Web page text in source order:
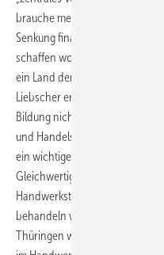
brauche mehr Meisterinnen
Senkung finanzieller Barrieren
schaffen wolle.Matthias Herzog
ein Land der Handwerker
Liebscher ergänzte, für seine
Bildung nicht vom Geldbeutel
und Handelskammer Erfurt
ein wichtiges Signal zur
Gleichwertigkeit mit
Handwerkstag hatte gefordert,
behandeln wie akademische
Thüringen werden jährlich